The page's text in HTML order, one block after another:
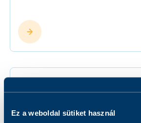
Ez a weboldal sütiket használ